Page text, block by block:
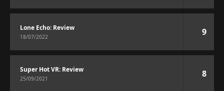
Lone Echo: Review
18/07/2022 9
Super Hot VR: Review
25/09/2021 8